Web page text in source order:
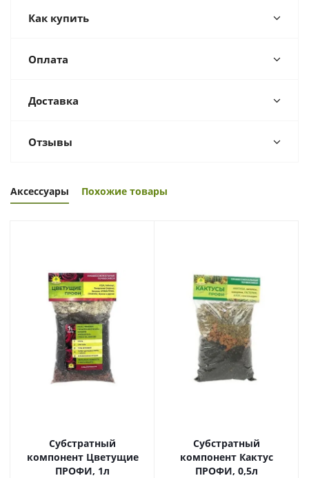
Как купить
Оплата
Доставка
Отзывы
Аксессуары Похожие товары
Субстратный
компонент Цветущие
ПРОФИ, 1л
Субстратный
компонент Кактус
ПРОФИ, 0,5л